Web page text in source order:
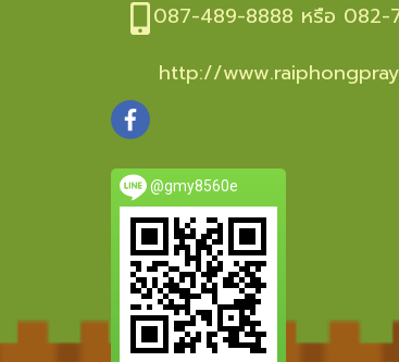
087-489-8888 หรือ 082-
http://
@gmy8560e